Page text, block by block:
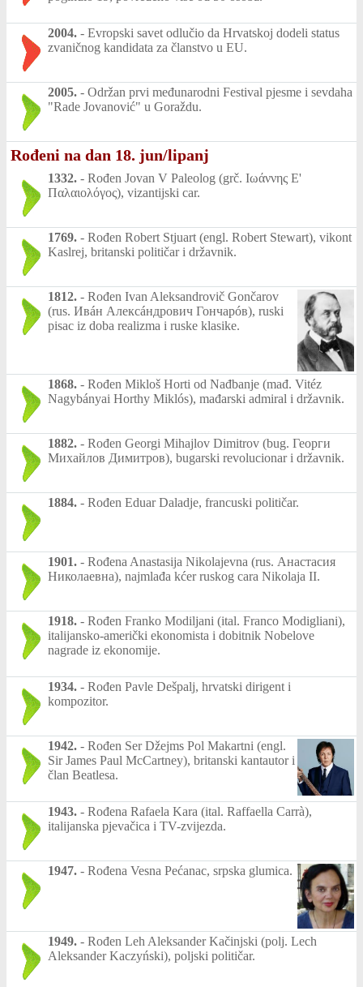
2004. - Evropski savet odlučio da Hrvatskoj dodeli status
zvaničnog kandidata za članstvo u EU.
2005. - Održan prvi međunarodni Festival pjesme i sevdaha
"Rade Jovanović" u Goraždu.
Rođeni na dan 18. jun/lipanj
1332. - Rođen Jovan V Paleolog (grč. Ιωάννης Ε'
Παλαιολόγος), vizantijski car.
1769. - Rođen Robert Stjuart (engl. Robert Stewart), vikont
Kaslrej, britanski političar i državnik.
1812. - Rođen Ivan Aleksandrovič Gončarov
(rus. Ивáн Алексáндрович Гончарóв), ruski
pisac iz doba realizma i ruske klasike.
1868. - Rođen Mikloš Horti od Nađbanje (mađ. Vitéz
Nagybányai Horthy Miklós), mađarski admiral i državnik.
1882. - Rođen Georgi Mihajlov Dimitrov (bug. Георги
Михайлов Димитров), bugarski revolucionar i državnik.
1884. - Rođen Eduar Daladje, francuski političar.
1901. - Rođena Anastasija Nikolajevna (rus. Анастасия
Николаевна), najmlađa kćer ruskog cara Nikolaja II.
1918. - Rođen Franko Modiljani (ital. Franco Modigliani),
italijansko-američki ekonomista i dobitnik Nobelove
nagrade iz ekonomije.
1934. - Rođen Pavle Dešpalj, hrvatski dirigent i
kompozitor.
1942. - Rođen Ser Džejms Pol Makartni (engl.
Sir James Paul McCartney), britanski kantautor i
član Beatlesa.
1943. - Rođena Rafaela Kara (ital. Raffaella Carrà),
italijanska pjevačica i TV-zvijezda.
1947. - Rođena Vesna Pećanac, srpska glumica.
1949. - Rođen Leh Aleksander Kačinjski (polj. Lech
Aleksander Kaczyński), poljski političar.